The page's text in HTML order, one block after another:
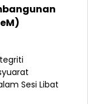
Sesi Libat